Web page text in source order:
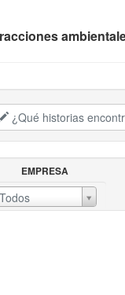
¿Qué historias
EMPRESA
Todos